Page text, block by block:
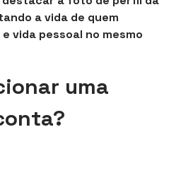
a vida de quem
vida pessoal no mesmo
uma